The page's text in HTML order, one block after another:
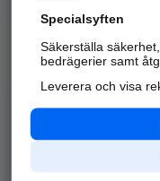
Alla kategorier
API & Kartor
Specialsyften
Säkerställa
bedrägerier samt
Leverera och visa